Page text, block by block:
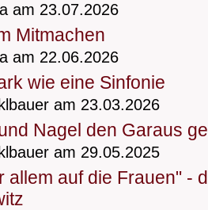
am 23.07.2026
Mitmachen
am 22.06.2026
wie eine Sinfonie
am 23.03.2026
Nagel den Garaus
am 29.05.2025
allem auf die Frauen" -